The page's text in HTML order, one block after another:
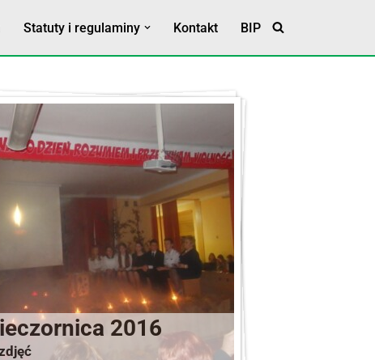
Statuty i regulaminy
Klauzula RODO
Kontakt BIP
2016